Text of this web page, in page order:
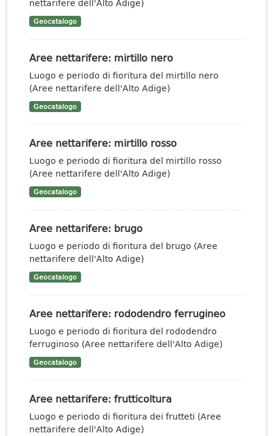
nettarifere dell'Alto Adige)
Geocatalogo
Aree nettarifere: mirtillo nero
Luogo e periodo di fioritura del mirtillo nero
(Aree nettarifere dell'Alto Adige)
Geocatalogo
Aree nettarifere: mirtillo rosso
Luogo e periodo di fioritura del mirtillo rosso
(Aree nettarifere dell'Alto Adige)
Geocatalogo
Aree nettarifere: brugo
Luogo e periodo di fioritura del brugo (Aree
nettarifere dell'Alto Adige)
Geocatalogo
Aree nettarifere: rododendro ferrugineo
Luogo e periodo di fioritura del rododendro
ferruginoso (Aree nettarifere dell'Alto Adige)
Geocatalogo
Aree nettarifere: frutticoltura
Luogo e periodo di fioritura dei frutteti (Aree
nettarifere dell'Alto Adige)